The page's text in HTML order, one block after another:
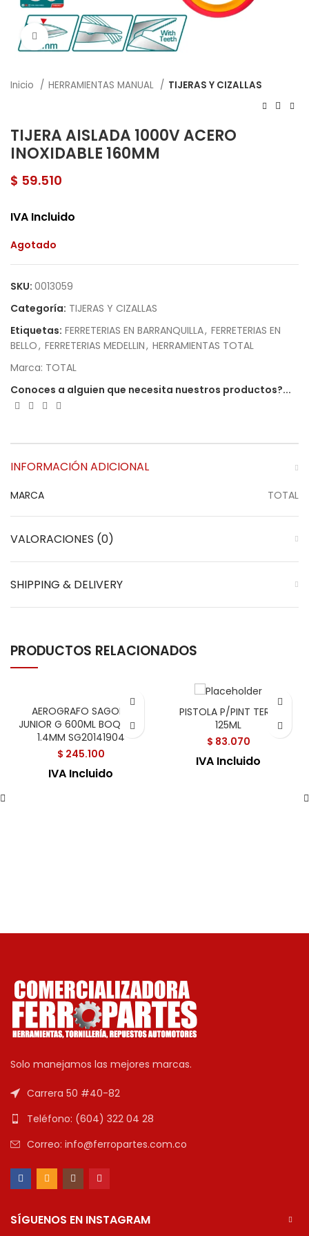
Click to enlarge
Inicio HERRAMIENTAS MANUAL TIJERAS Y CIZALLAS
TIJERA AISLADA 1000V ACERO
INOXIDABLE 160MM
$ 59.510
IVA Incluido
Agotado
SKU: 0013059
Categoría: TIJERAS Y CIZALLAS
Etiquetas: FERRETERIAS EN BARRANQUILLA, FERRETERIAS EN
BELLO, FERRETERIAS MEDELLIN, HERRAMIENTAS TOTAL
Marca: TOTAL
Conoces a alguien que necesita nuestros productos?...
INFORMACIÓN ADICIONAL
MARCA TOTAL
VALORACIONES (0)
SHIPPING & DELIVERY
PRODUCTOS RELACIONADOS
AEROGRAFO SAGOLA
JUNIOR G 600ML BOQUILLA
1.4MM SG20141904
$ 245.100
IVA Incluido
PISTOLA P/PINT TERM
125ML
$ 83.070
IVA Incluido
Solo manejamos las mejores marcas.
Carrera 50 #40-82
Teléfono: (604) 322 04 28
Correo: info@ferropartes.com.co
SÍGUENOS EN INSTAGRAM